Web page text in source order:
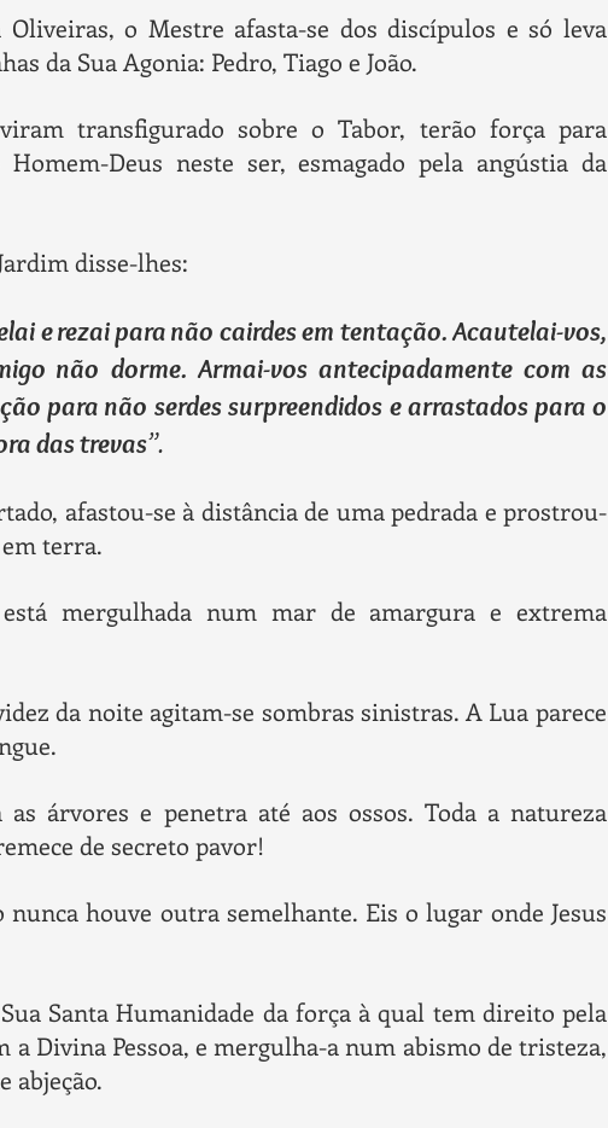
Oliveiras, o Mestre afasta-se dos discípulos e só leva
da Sua Agonia: Pedro, Tiago e João.
transfigurado sobre o Tabor, terão força para
Deus neste ser, esmagado pela angústia da
disse-lhes:
e rezai para não cairdes em tentação. Acautelai-vos,
não dorme. Armai-vos antecipadamente com as
para não serdes surpreendidos e arrastados para o
das trevas”.
afastou-se à distância de uma pedrada e prostrou-
em terra.
mergulhada num mar de amargura e extrema
da noite agitam-se sombras sinistras. A Lua parece
as árvores e penetra até aos ossos. Toda a natureza
de secreto pavor!
nunca houve outra semelhante. Eis o lugar onde Jesus
Santa Humanidade da força à qual tem direito pela
a Divina Pessoa, e mergulha-a num abismo de tristeza,
abjeção.